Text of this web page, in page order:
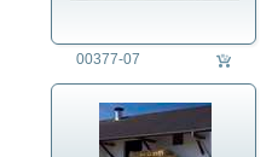
00377-07